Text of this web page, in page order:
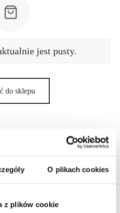
O plikach cookies
z plików cookie
jest pusty.
do sklepu